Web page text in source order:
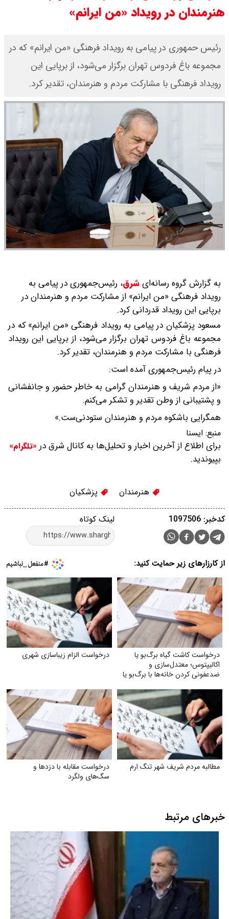
امیر جهانشاهی: پای نظامی آمریکایی
به ایران باز شود آن را قطع می‌کنیم +
ویدیو
ونس در بن‌بست سیاسی قرار دارد
هنرمندان در رویداد «من ایرانم»
رئیس حمهوری در پیامی به رویداد فرهنگی «من ایرانم» که در
مجموعه باغ فردوس تهران برگزار می‌شود، از برپایی این
رویداد فرهنگی با مشارکت مردم و هنرمندان، تقدیر کرد.
به گزارش گروه رسانه‌ایشرق، رئیس‌جمهوری در پیامی به
رویداد فرهنگی «من ایرانم» از مشارکت مردم و هنرمندان در
برپایی این رویداد قدردانی کرد.
مسعود پزشکیان در پیامی به رویداد فرهنگی «من ایرانم» که در
مجموعه باغ فردوس تهران برگزار می‌شود، از برپایی این رویداد
فرهنگی با مشارکت مردم و هنرمندان، تقدیر کرد.
در پیام رئیس‌جمهوری آمده است:
«از مردم شریف و هنرمندان گرامی به خاطر حضور و جانفشانی
و پشتیبانی از وطن تقدیر و تشکر می‌کنم.
همگرایی باشکوه مردم و هنرمندان ستودنی‌ست.»
منبع: ایسنا
برای اطلاع از آخرین اخبار و تحلیل‌ها به کانال شرق در «تلگرام»
بپیوندید.
هنرمندان پزشکیان
لینک کوتاه کدخبر: 1097506
از کارزارهای زیر حمایت کنید:
درخواست کاشت گیاه برگ‌بو یا
اکالیپتوس؛ معتدل‌سازی و
ضدعفونی کردن خانه‌ها با برگ‌بو یا
درخواست الزام زیبا‌سازی شهری
مطالبه مردم شریف شهر تنگ ارم
درخواست مقابله با دزدها و
سگ‌های ولگرد
خبرهای مرتبط